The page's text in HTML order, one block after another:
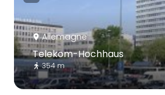
Allemagne
Telekom-Hochhaus
354 m